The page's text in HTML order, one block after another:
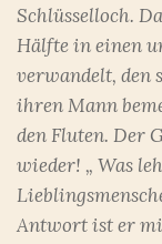
Schlüsselloch.
Hälfte in einen
verwandelt, den
ihren Mann
den Fluten. Der
wieder! „ Was
Antwort ist er